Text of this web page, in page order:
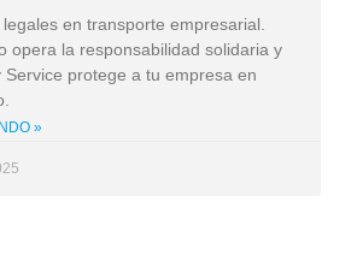
en transporte empresarial.
opera la responsabilidad solidaria y
Service protege a tu empresa en
»